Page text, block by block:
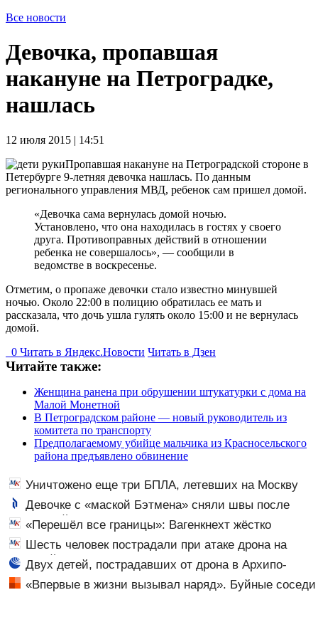
Все новости
Девочка, пропавшая
накануне на Петроградке,
нашлась
12 июля 2015 | 14:51
Пропавшая накануне на Петроградской стороне в
Петербурге 9-летняя девочка нашлась. По данным
регионального управления МВД, ребенок сам пришел домой.
«Девочка сама вернулась домой ночью.
Установлено, что она находилась в гостях у своего
друга. Противоправных действий в отношении
ребенка не совершалось», — сообщили в
ведомстве в воскресенье.
Отметим, о пропаже девочки стало известно минувшей
ночью. Около 22:00 в полицию обратилась ее мать и
рассказала, что дочь ушла гулять около 15:00 и не вернулась
домой.
0 Читать в Яндекс.Новости Читать в Дзен
Читайте также:
Женщина ранена при обрушении штукатурки с дома на
Малой Монетной
В Петроградском районе — новый руководитель из
комитета по транспорту
Предполагаемому убийце мальчика из Красносельского
района предъявлено обвинение
Уничтожено еще три БПЛА, летевших на Москву
Девочке с «маской Бэтмена» сняли швы после
последней операции
«Перешёл все границы»: Вагенкнехт жёстко
ответила послу Украины
Шесть человек пострадали при атаке дрона на
Ильский НПЗ
Двух детей, пострадавших от дрона в Архипо-
Осиповке, доставили в РДКБ
«Впервые в жизни вызывал наряд». Буйные соседи